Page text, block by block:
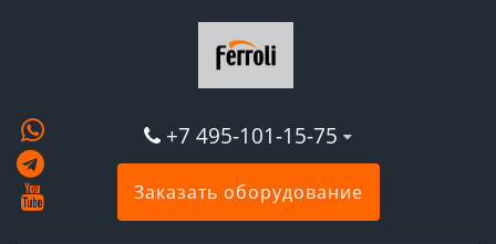
+7 495-101-15-75
Заказать оборудование